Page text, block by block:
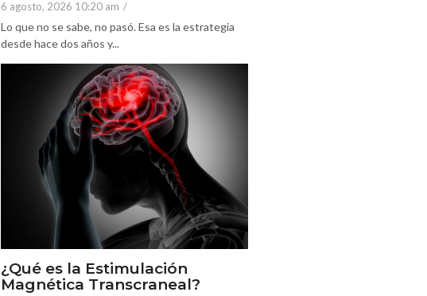
6 agosto, 2026 10:20 am /
Lo que no se sabe, no pasó. Esa es la estrategia
desde hace dos años y...
¿Qué es la Estimulación
Magnética Transcraneal?